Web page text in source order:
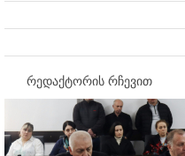
რედაქტორის რჩევით